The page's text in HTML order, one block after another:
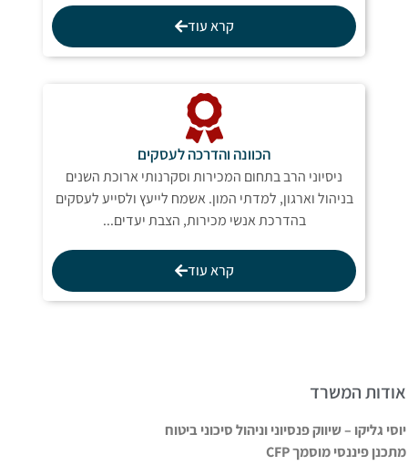
קרא עוד
הכוונה והדרכה לעסקים
ניסיוני הרב בתחום המכירות וסקרנותי ארוכת השנים
בניהול וארגון, למדתי המון. אשמח לייעץ ולסייע לעסקים
בהדרכת אנשי מכירות, הצבת יעדים...
קרא עוד
אודות המשרד
יוסי גליקו – שיווק פנסיוני וניהול סיכוני ביטוח
מתכנן פיננסי מוסמך CFP